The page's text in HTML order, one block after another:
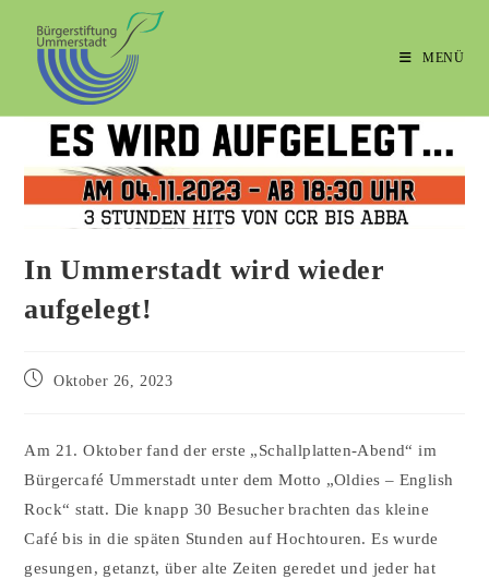
MENÜ
In Ummerstadt wird wieder
aufgelegt!
Oktober 26, 2023
Am 21. Oktober fand der erste „Schallplatten-Abend“ im
Bürgercafé Ummerstadt unter dem Motto „Oldies – English
Rock“ statt. Die knapp 30 Besucher brachten das kleine
Café bis in die späten Stunden auf Hochtouren. Es wurde
gesungen, getanzt, über alte Zeiten geredet und jeder hat